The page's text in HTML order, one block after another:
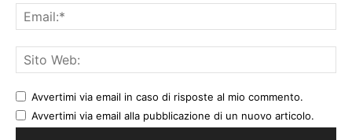
Avvertimi via email in caso di risposte al mio commento.
Avvertimi via email alla pubblicazione di un nuovo articolo.